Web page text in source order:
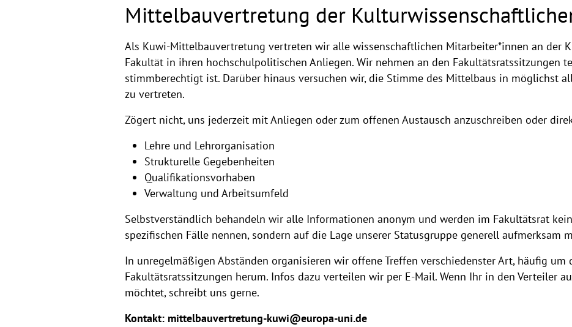
Mittelbauvertretung der
Als Kuwi-Mittelbauvertretung vertreten wir alle wissenschaftlichen Mitarbeiter*innen an der
Fakultät in ihren hochschulpolitischen Anliegen. Wir nehmen an den Fakultätsratssitzungen
stimmberechtigt ist. Darüber hinaus versuchen wir, die Stimme des Mittelbaus in möglichst
zu vertreten.
Zögert nicht, uns jederzeit mit Anliegen oder zum offenen Austausch anzuschreiben oder
Lehre und Lehrorganisation
Strukturelle Gegebenheiten
Qualifikationsvorhaben
Verwaltung und Arbeitsumfeld
Selbstverständlich behandeln wir alle Informationen anonym und werden im Fakultätsrat
spezifischen Fälle nennen, sondern auf die Lage unserer Statusgruppe generell aufmerksam
In unregelmäßigen Abständen organisieren wir offene Treffen verschiedenster Art, häufig
Fakultätsratssitzungen herum. Infos dazu verteilen wir per E-Mail. Wenn Ihr in den Verteiler
möchtet, schreibt uns gerne.
Kontakt: mittelbauvertretung-kuwi@europa-uni.de